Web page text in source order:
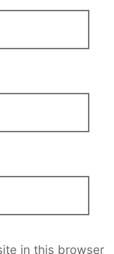
in this browser